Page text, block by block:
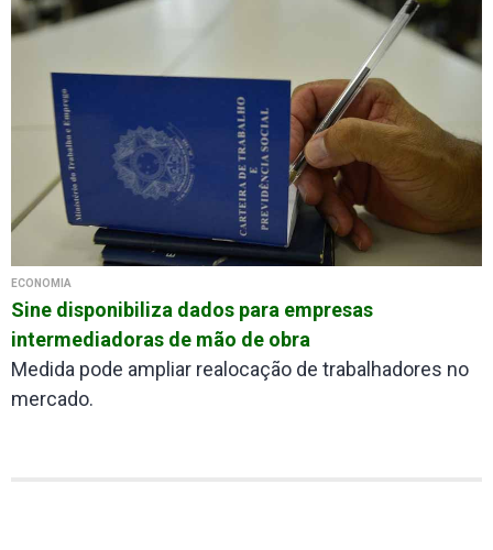
ECONOMIA
Sine disponibiliza dados para empresas
intermediadoras de mão de obra
Medida pode ampliar realocação de trabalhadores no
mercado.